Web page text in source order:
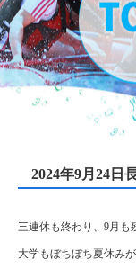
2024年9月24日
三連休も終わり、9月も
大学もぼちぼち夏休み